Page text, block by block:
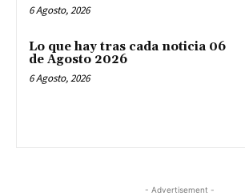
6 Agosto, 2026
Lo que hay tras cada noticia 06
de Agosto 2026
6 Agosto, 2026
- Advertisement -